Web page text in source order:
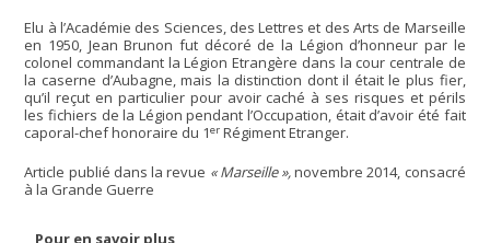
Elu à l’Académie des Sciences, des Lettres et des Arts de Marseille
en 1950, Jean Brunon fut décoré de la Légion d’honneur par le
colonel commandant la Légion Etrangère dans la cour centrale de
la caserne d’Aubagne, mais la distinction dont il était le plus fier,
qu’il reçut en particulier pour avoir caché à ses risques et périls
les fichiers de la Légion pendant l’Occupation, était d’avoir été fait
caporal-chef honoraire du 1er Régiment Etranger.
Article publié dans la revue « Marseille »,novembre 2014, consacré
à la Grande Guerre
Pour en savoir plus